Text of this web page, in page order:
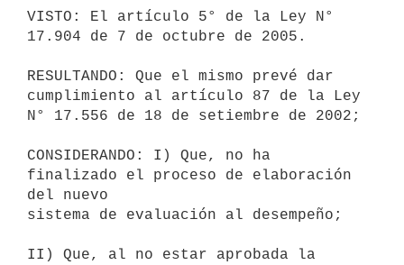
VISTO: El artículo 5° de la Ley N°
17.904 de 7 de octubre de 2005.
RESULTANDO: Que el mismo prevé dar
cumplimiento al artículo 87 de la Ley
N° 17.556 de 18 de setiembre de 2002;
CONSIDERANDO: I) Que, no ha
finalizado el proceso de elaboración
del nuevo
sistema de evaluación al desempeño;
II) Que, al no estar aprobada la